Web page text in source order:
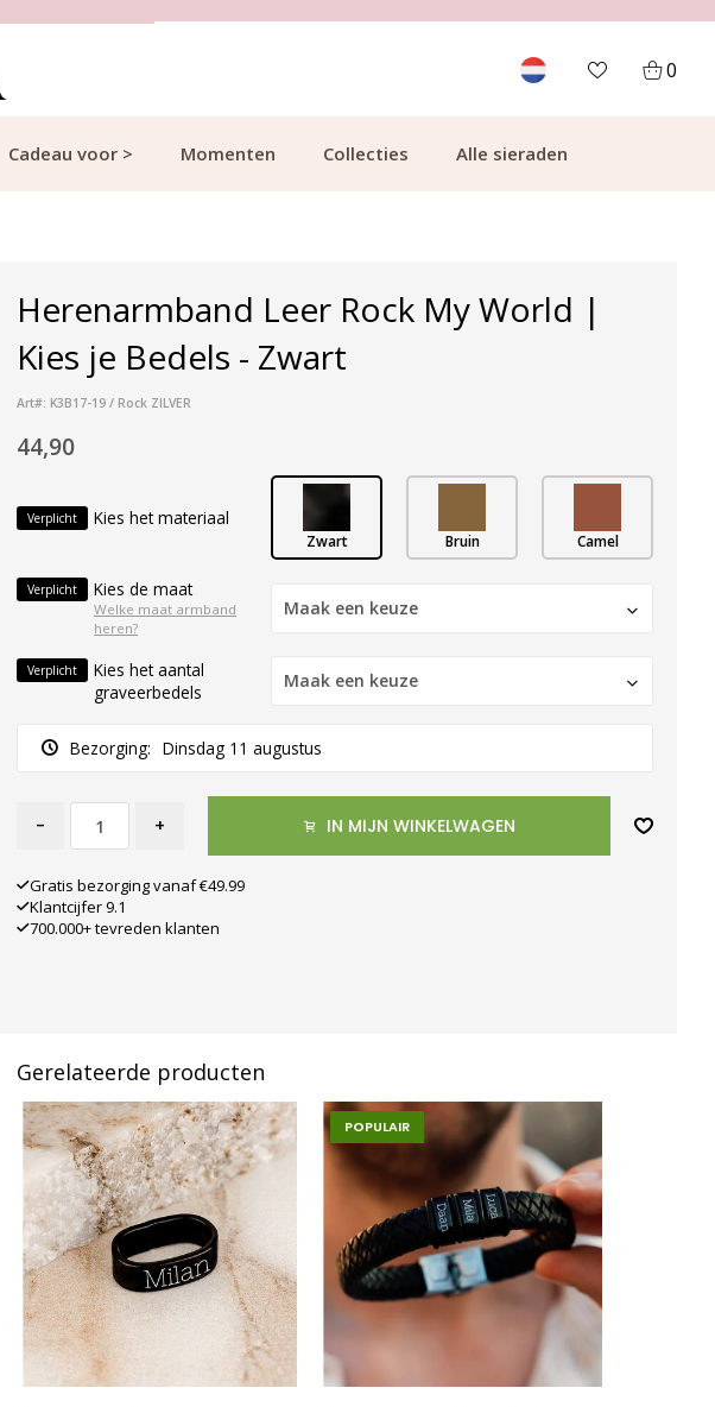
0
Cadeau voor > Momenten Collecties Alle sieraden
Herenarmband Leer Rock My World |
Kies je Bedels - Zwart
Art#: K3B17-19 / Rock ZILVER
44,90
Verplicht Kies het materiaal
Zwart Bruin Camel
Verplicht Kies de maat
Welke maat armband
heren?
Maak een keuze
Verplicht
Kies het aantal
graveerbedels
Maak een keuze
Bezorging: Dinsdag 11 augustus
- + IN MIJN WINKELWAGEN
Gratis bezorging vanaf €49.99
Klantcijfer 9.1
700.000+ tevreden klanten
Gerelateerde producten
POPULAIR